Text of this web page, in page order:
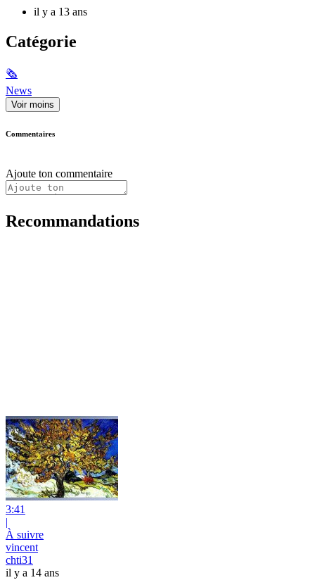
il y a 13 ans
Catégorie
🗞
News
Voir moins
Commentaires
Ajoute ton commentaire
Recommandations
3:41
|
À suivre
vincent
chti31
il y a 14 ans